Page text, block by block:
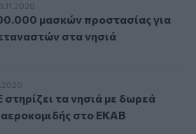
μασκών προστασίας για
μασκών προστασίας για
στα νησιά
τα νησιά με δωρεά
τα νησιά με δωρεά
στο ΕΚΑΒ